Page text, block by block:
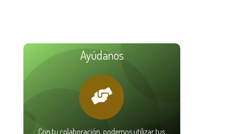
Ayúdanos
Con tu colaboración, podemos utilizar tus